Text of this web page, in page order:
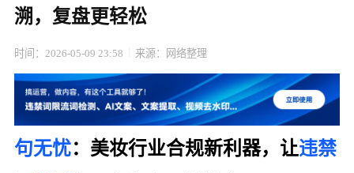
溯，复盘更轻松
时间：2026-05-09 23:58 来源：网络整理
句无忧：美妆行业合规新利器，让违禁